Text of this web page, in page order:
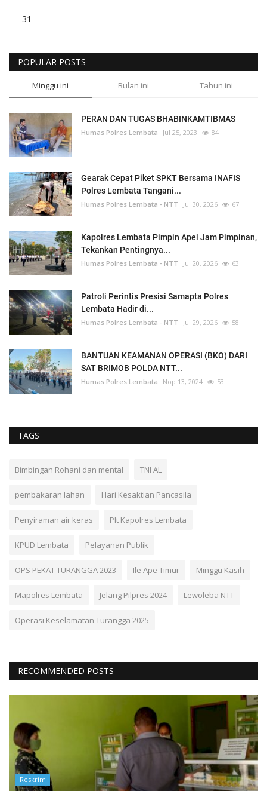
31
POPULAR POSTS
Minggu ini Bulan ini Tahun ini
PERAN DAN TUGAS BHABINKAMTIBMAS
Humas Polres Lembata Jul 25, 2023 84
Gearak Cepat Piket SPKT Bersama INAFIS
Polres Lembata Tangani...
Humas Polres Lembata - NTT Jul 30, 2026 67
Kapolres Lembata Pimpin Apel Jam Pimpinan,
Tekankan Pentingnya...
Humas Polres Lembata - NTT Jul 20, 2026 63
Patroli Perintis Presisi Samapta Polres
Lembata Hadir di...
Humas Polres Lembata - NTT Jul 29, 2026 58
BANTUAN KEAMANAN OPERASI (BKO) DARI
SAT BRIMOB POLDA NTT...
Humas Polres Lembata Nop 13, 2024 53
TAGS
Bimbingan Rohani dan mental TNI AL
pembakaran lahan Hari Kesaktian Pancasila
Penyiraman air keras Plt Kapolres Lembata
KPUD Lembata Pelayanan Publik
OPS PEKAT TURANGGA 2023 Ile Ape Timur Minggu Kasih
Mapolres Lembata Jelang Pilpres 2024 Lewoleba NTT
Operasi Keselamatan Turangga 2025
RECOMMENDED POSTS
Reskrim